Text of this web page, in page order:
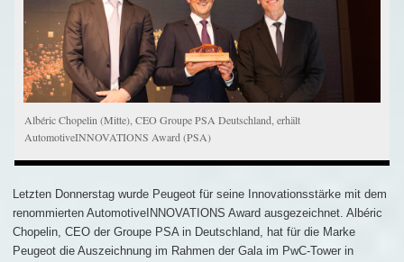
Albéric Chopelin (Mitte), CEO Groupe PSA Deutschland, erhält
AutomotiveINNOVATIONS Award (PSA)
Letzten Donnerstag wurde Peugeot für seine Innovationsstärke mit dem
renommierten AutomotiveINNOVATIONS Award ausgezeichnet. Albéric
Chopelin, CEO der Groupe PSA in Deutschland, hat für die Marke
Peugeot die Auszeichnung im Rahmen der Gala im PwC-Tower in